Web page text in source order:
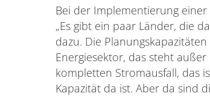
Bei der Implementierung
„Es gibt ein paar Länder, die
dazu. Die
Energiesektor, das steht
kompletten Stromausfall, das
Kapazität da ist. Aber da sind